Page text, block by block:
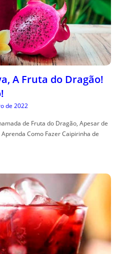
A Fruta do Dragão!
de 2022
de Fruta do Dragão, Apesar de
Como Fazer Caipirinha de